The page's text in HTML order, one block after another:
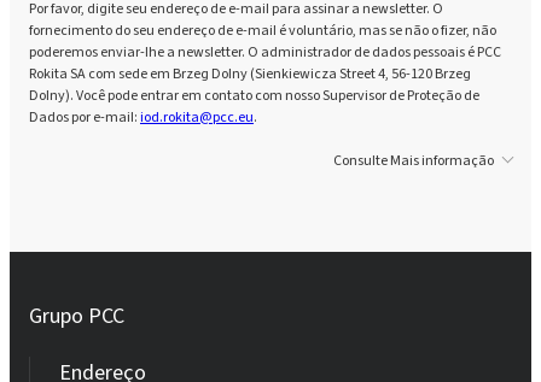
Por favor, digite seu endereço de e-mail para assinar a newsletter. O
fornecimento do seu endereço de e-mail é voluntário, mas se não o fizer, não
poderemos enviar-lhe a newsletter. O administrador de dados pessoais é PCC
Rokita SA com sede em Brzeg Dolny (Sienkiewicza Street 4, 56-120 Brzeg
Dolny). Você pode entrar em contato com nosso Supervisor de Proteção de
Dados por e-mail:iod.rokita@pcc.eu.
Consulte Mais informação
Grupo PCC
Endereço